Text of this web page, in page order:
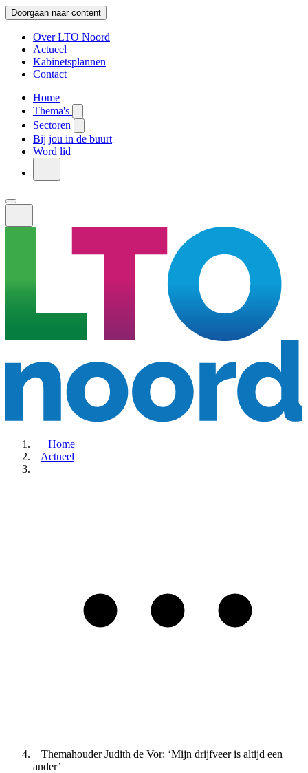
Doorgaan naar content
Over LTO Noord
Actueel
Kabinetsplannen
Contact
Home
Thema's
Sectoren
Bij jou in de buurt
Word lid
Home
Actueel
Themahouder Judith de Vor: ‘Mijn drijfveer is altijd een
ander’